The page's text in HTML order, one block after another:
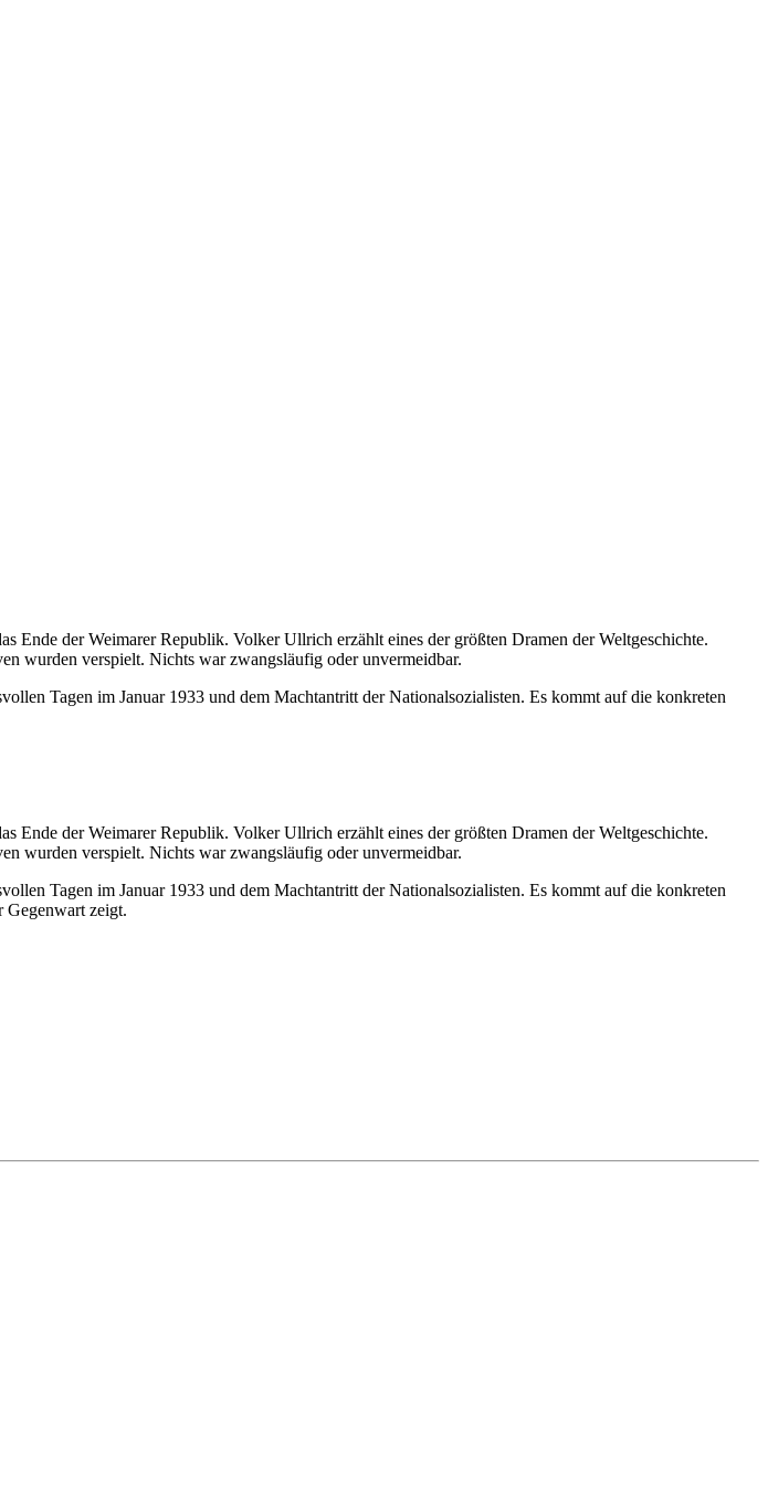
Ende der Weimarer Republik. Volker Ullrich erzählt eines der größten Dramen der Weltgeschichte.
wurden verspielt. Nichts war zwangsläufig oder unvermeidbar.
Tagen im Januar 1933 und dem Machtantritt der Nationalsozialisten. Es kommt auf die konkreten
Ende der Weimarer Republik. Volker Ullrich erzählt eines der größten Dramen der Weltgeschichte.
wurden verspielt. Nichts war zwangsläufig oder unvermeidbar.
Tagen im Januar 1933 und dem Machtantritt der Nationalsozialisten. Es kommt auf die konkreten
Gegenwart zeigt.